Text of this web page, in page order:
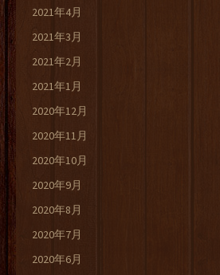
2021年4月
2021年3月
2021年2月
2021年1月
2020年12月
2020年11月
2020年10月
2020年9月
2020年8月
2020年7月
2020年6月